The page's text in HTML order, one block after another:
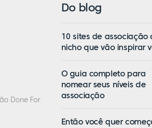
Done For
Do blog
10 sites de associação
nicho que vão inspirar
O guia completo para
nomear seus níveis de
associação
Então você quer